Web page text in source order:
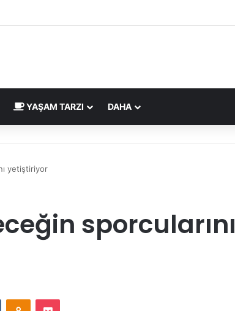
İngiltere Pazarı İçin Yeni Uygunluk İşareti
YAŞAM TARZI DAHA
yetiştiriyor
sporcularını